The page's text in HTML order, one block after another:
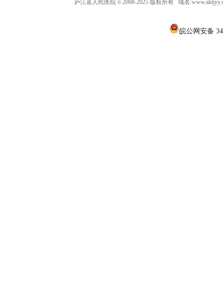
庐江县人民医院 © 2008-2025 版权所有 域名
皖公网安备